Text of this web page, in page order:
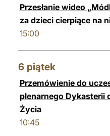
Przesłanie wideo
za dzieci cierpiące na
15:00
6 piątek
Przemówienie do
plenarnego Dykasterii
Życia
10:45